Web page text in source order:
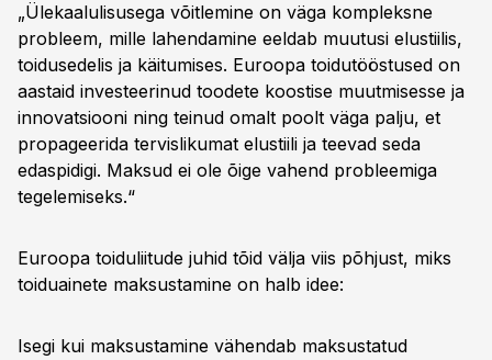
„Ülekaalulisusega võitlemine on väga kompleksne
probleem, mille lahendamine eeldab muutusi elustiilis,
toidusedelis ja käitumises. Euroopa toidutööstused on
aastaid investeerinud toodete koostise muutmisesse ja
innovatsiooni ning teinud omalt poolt väga palju, et
propageerida tervislikumat elustiili ja teevad seda
edaspidigi. Maksud ei ole õige vahend probleemiga
tegelemiseks.“
Euroopa toiduliitude juhid tõid välja viis põhjust, miks
toiduainete maksustamine on halb idee:
Isegi kui maksustamine vähendab maksustatud